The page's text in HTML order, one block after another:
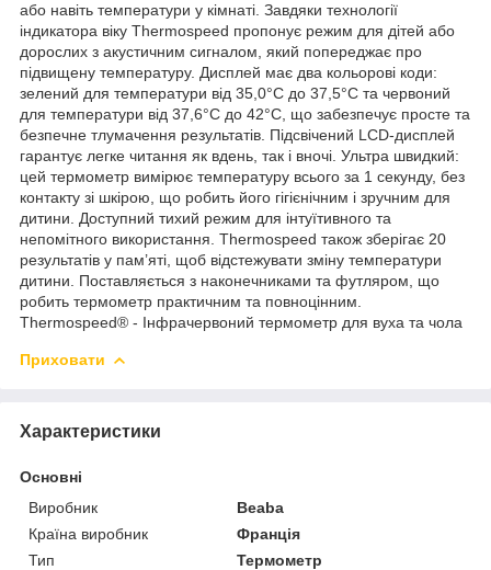
або навіть температури у кімнаті. Завдяки технології
індикатора віку Thermospeed пропонує режим для дітей або
дорослих з акустичним сигналом, який попереджає про
підвищену температуру. Дисплей має два кольорові коди:
зелений для температури від 35,0°C до 37,5°C та червоний
для температури від 37,6°C до 42°C, що забезпечує просте та
безпечне тлумачення результатів. Підсвічений LCD-дисплей
гарантує легке читання як вдень, так і вночі. Ультра швидкий:
цей термометр вимірює температуру всього за 1 секунду, без
контакту зі шкірою, що робить його гігієнічним і зручним для
дитини. Доступний тихий режим для інтуїтивного та
непомітного використання. Thermospeed також зберігає 20
результатів у пам’яті, щоб відстежувати зміну температури
дитини. Поставляється з наконечниками та футляром, що
робить термометр практичним та повноцінним.
Thermospeed® - Інфрачервоний термометр для вуха та чола
Приховати
Характеристики
Основні
Виробник
Beaba
Країна виробник
Франція
Тип
Термометр